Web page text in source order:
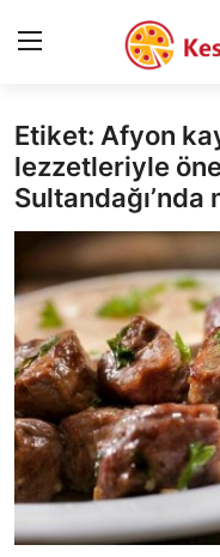
AnaSayfa
Gizlilik Sözleşmesi
Rüya Tabirleri
Diyet & Sağlıklı
İletişim
Şehirler
Helal Gıda & Dini
Gıda Güvenliği &
Etiket: Afyon
lezzetleriyle